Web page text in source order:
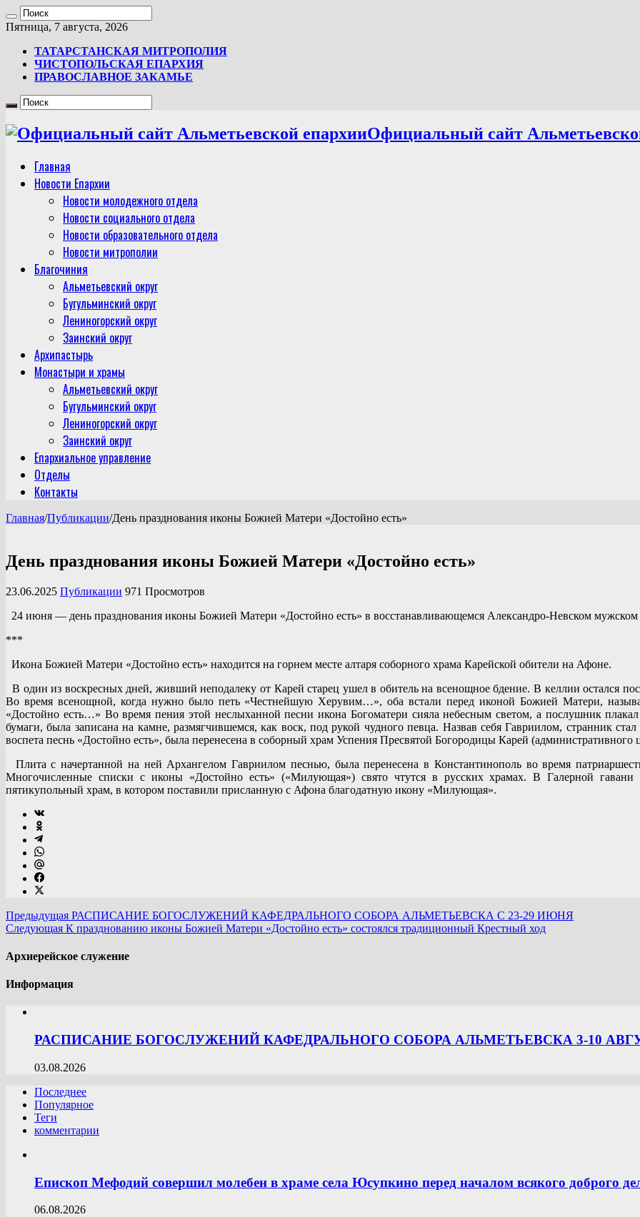
Пятница, 7 августа, 2026
ТАТАРСТАНСКАЯ МИТРОПОЛИЯ
ЧИСТОПОЛЬСКАЯ ЕПАРХИЯ
ПРАВОСЛАВНОЕ ЗАКАМЬЕ
Официальный сайт
Главная
Новости Епархии
Новости молодежного отдела
Новости социального отдела
Новости образовательного отдела
Новости митрополии
Благочиния
Альметьевский округ
Бугульминский округ
Лениногорский округ
Заинский округ
Архипастырь
Монастыри и храмы
Альметьевский округ
Бугульминский округ
Лениногорский округ
Заинский округ
Епархиальное управление
Отделы
Контакты
Главная/Публикации/День празднования иконы Божией Матери «Достойно есть»
День празднования иконы Божией Матери «Достойно есть»
23.06.2025 Публикации 971 Просмотров
24 июня — день празднования иконы Божией Матери «Достойно есть» в восстанавливающемся Александро-Невском мужском
***
Икона Божией Матери «Достойно есть» находится на горнем месте алтаря соборного храма Карейской обители на Афоне.
В один из воскресных дней, живший неподалеку от Карей старец ушел в обитель на всенощное бдение. В келлии остался
Во время всенощной, когда нужно было петь «Честнейшую Херувим…», оба встали перед иконой Божией Матери,
«Достойно есть…» Во время пения этой неслыханной песни икона Богоматери сияла небесным светом, а послушник
бумаги, была записана на камне, размягчившемся, как воск, под рукой чудного певца. Назвав себя Гавриилом, странник
воспета песнь «Достойно есть», была перенесена в соборный храм Успения Пресвятой Богородицы Карей (административного
Плита с начертанной на ней Архангелом Гавриилом песнью, была перенесена в Константинополь во время
Многочисленные списки с иконы «Достойно есть» («Милующая») свято чтутся в русских храмах. В Галерной
пятикупольный храм, в котором поставили присланную с Афона благодатную икону «Милующая».
Предыдущая РАСПИСАНИЕ БОГОСЛУЖЕНИЙ КАФЕДРАЛЬНОГО СОБОРА АЛЬМЕТЬЕВСКА С 23-29 ИЮНЯ
Следующая К празднованию иконы Божией Матери «Достойно есть» состоялся традиционный Крестный ход
Архиерейское служение
Информация
РАСПИСАНИЕ БОГОСЛУЖЕНИЙ КАФЕДРАЛЬНОГО СОБОРА АЛЬМЕТЬЕВСКА 3-10
03.08.2026
Последнее
Популярное
Теги
комментарии
Епископ Мефодий совершил молебен в храме села Юсупкино перед началом всякого доброго
06.08.2026